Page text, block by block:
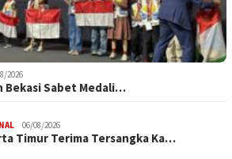
2026
Bekasi Sabet Medali…
06/08/2026
Timur Terima Tersangka Ka…